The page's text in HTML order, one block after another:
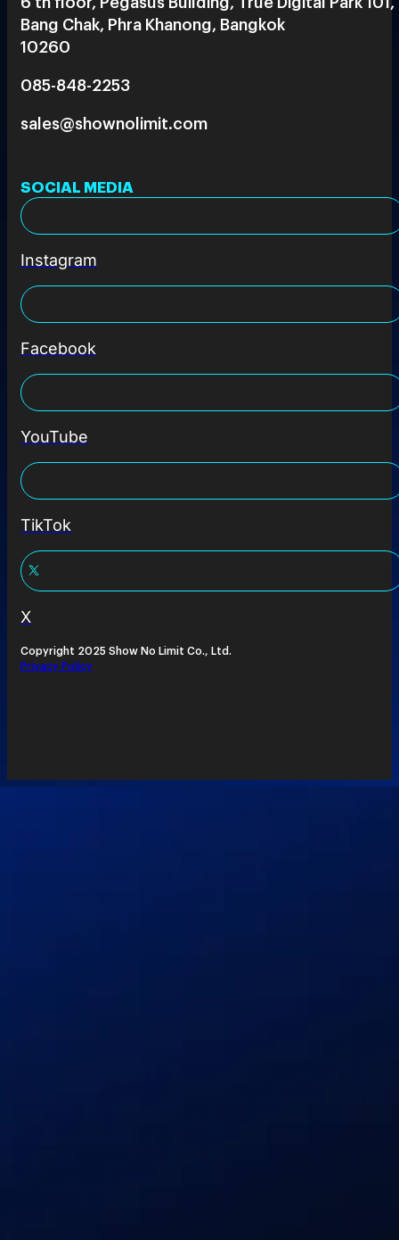
Bang Chak, Phra Khanong, Bangkok
10260
085-848-2253
sales@shownolimit.com
SOCIAL MEDIA
Instagram
Facebook
YouTube
TikTok
X
Copyright 2025 Show No Limit Co., Ltd.
Privacy Policy